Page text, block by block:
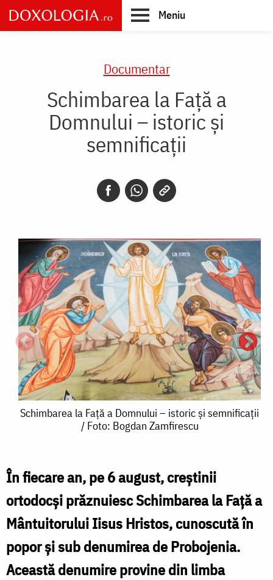
Skip
to
main
Meniu
Documentar
Schimbarea la Față a
Domnului – istoric și
semnificații
Schimbarea
a
Domnului
–
istoric
și
Schimbarea la Față a Domnului – istoric și semnificații
/ Foto: Bogdan Zamfirescu
În fiecare an, pe 6 august, creștinii
ortodocși prăznuiesc Schimbarea la Față a
Mântuitorului Iisus Hristos, cunoscută în
popor și sub denumirea de Probojenia.
Această denumire provine din limba